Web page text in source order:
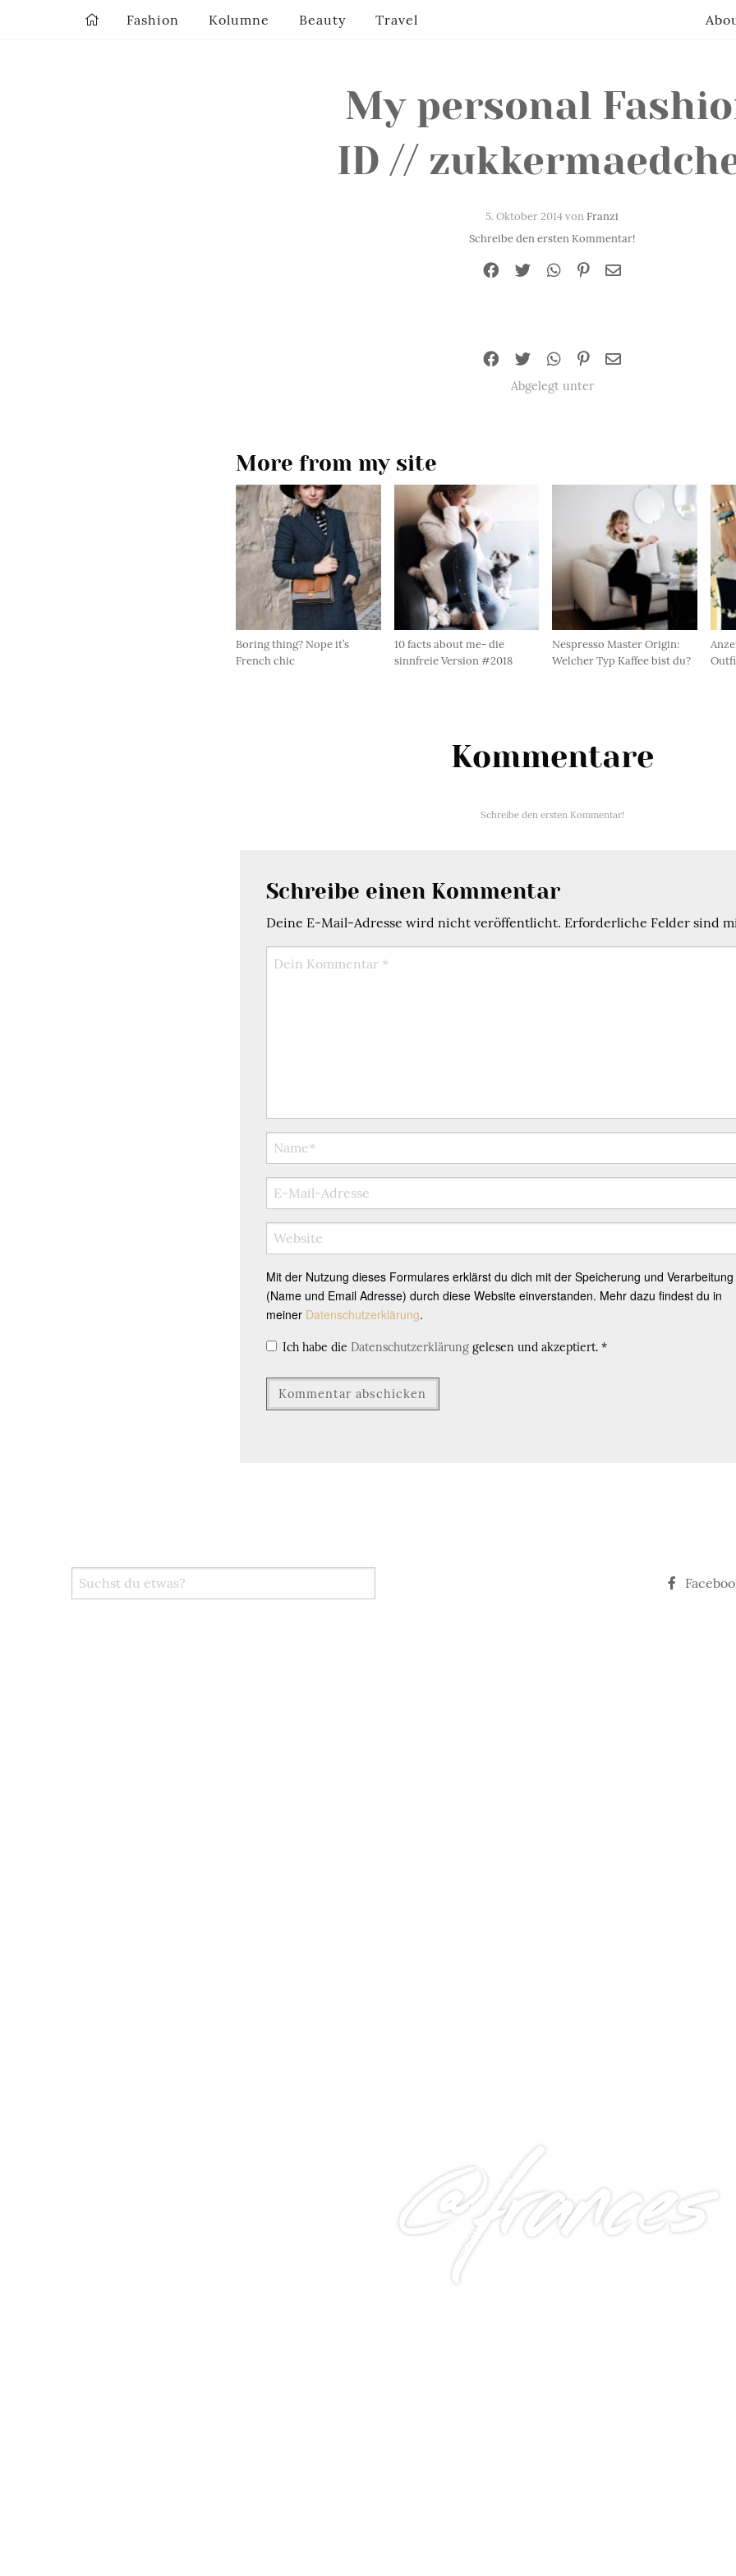
My personal
ID //
5. Oktober 2014 vonFranzi
Schreibe den ersten Kommentar!
Abgelegt unter
More from my site
Boring thing? Nope it’s
French chic
10 facts about me- die
sinnfreie Version #2018
Nespresso Master Origin:
Welcher Typ Kaffee bist du?
Kommentare
Schreibe den ersten Kommentar!
Schreibe einen Kommentar
Deine E-Mail-Adresse wird nicht veröffentlicht. Erforderliche Felder sind
Mit der Nutzung dieses Formulares erklärst du dich mit der Speicherung und
(Name und Email Adresse) durch diese Website einverstanden. Mehr dazu findest du in
meiner Datenschutzerklärung.
Ich habe die Datenschutzerklärung gelesen und akzeptiert. *
@frances
Fashion Kolumne Beauty Travel